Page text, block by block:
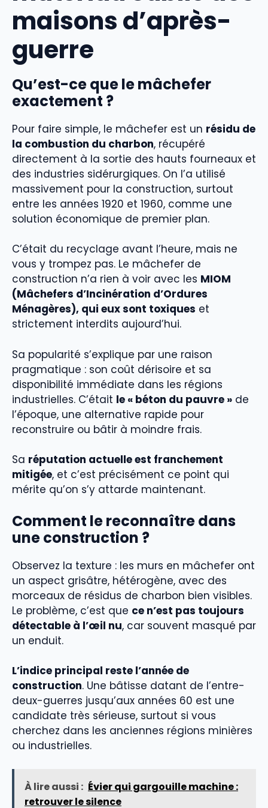
maisons d’après-
guerre
Qu’est-ce que le mâchefer
exactement ?
Pour faire simple, le mâchefer est un résidu de
la combustion du charbon, récupéré
directement à la sortie des hauts fourneaux et
des industries sidérurgiques. On l’a utilisé
massivement pour la construction, surtout
entre les années 1920 et 1960, comme une
solution économique de premier plan.
C’était du recyclage avant l’heure, mais ne
vous y trompez pas. Le mâchefer de
construction n’a rien à voir avec les MIOM
(Mâchefers d’Incinération d’Ordures
Ménagères), qui eux sont toxiques et
strictement interdits aujourd’hui.
Sa popularité s’explique par une raison
pragmatique : son coût dérisoire et sa
disponibilité immédiate dans les régions
industrielles. C’était le « béton du pauvre » de
l’époque, une alternative rapide pour
reconstruire ou bâtir à moindre frais.
Sa réputation actuelle est franchement
mitigée, et c’est précisément ce point qui
mérite qu’on s’y attarde maintenant.
Comment le reconnaître dans
une construction ?
Observez la texture : les murs en mâchefer ont
un aspect grisâtre, hétérogène, avec des
morceaux de résidus de charbon bien visibles.
Le problème, c’est que ce n’est pas toujours
détectable à l’œil nu, car souvent masqué par
un enduit.
L’indice principal reste l’année de
construction. Une bâtisse datant de l’entre-
deux-guerres jusqu’aux années 60 est une
candidate très sérieuse, surtout si vous
cherchez dans les anciennes régions minières
ou industrielles.
À lire aussi : Évier qui gargouille machine :
retrouver le silence